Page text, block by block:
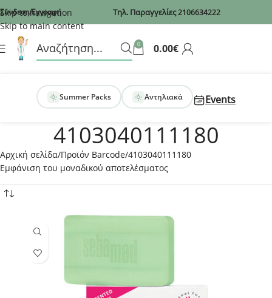
Recaptcha
Skip to navigation
Skip to main content
Σύνδεση/Εγγραφή Τηλ. Παραγγελίες2106634222
0 0.00€
Summer Packs Αντηλιακά Events
4103040111180
Αρχική σελίδα Προϊόν Barcode 4103040111180
Εμφάνιση του μοναδικού αποτελέσματος